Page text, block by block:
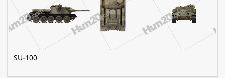
SU-100